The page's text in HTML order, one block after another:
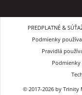
PREDPLATNÉ &
Podmienky
Pravidlá
Podmienky
© 2017-2026 by Trinity